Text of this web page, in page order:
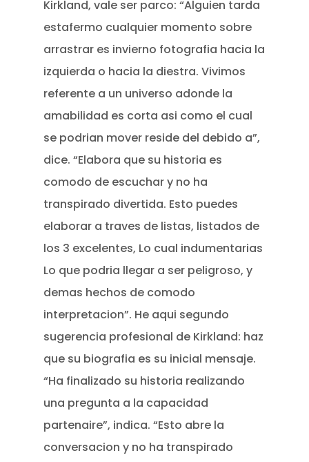
Kirkland, vale ser parco: “Alguien tarda
estafermo cualquier momento sobre
arrastrar es invierno fotografia hacia la
izquierda o hacia la diestra. Vivimos
referente a un universo adonde la
amabilidad es corta asi­ como el cual
se podri­an mover reside del debido a”,
dice. “Elabora que su historia es
comodo de escuchar y no ha
transpirado divertida. Esto puedes
elaborar a traves de listas, listados de
los 3 excelentes, Lo cual indumentarias
Lo que podri­a llegar a ser peligroso, y
demas hechos de comodo
interpretacion”. He aqui segundo
sugerencia profesional de Kirkland: haz
que su biografia es su inicial mensaje.
“Ha finalizado su historia realizando
una pregunta a la capacidad
partenaire”, indica. “Esto abre la
conversacion y no ha transpirado